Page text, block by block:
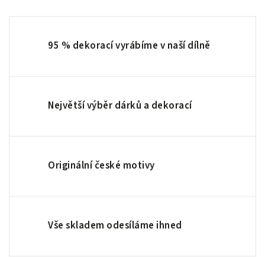
95 % dekorací vyrábíme v naší dílně
Největší výběr dárků a dekorací
Originální české motivy
Vše skladem odesíláme ihned